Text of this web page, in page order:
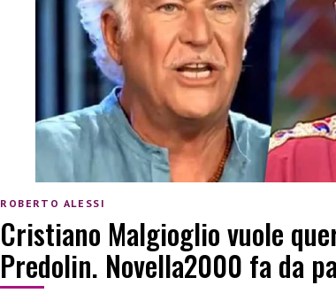
ROBERTO ALESSI
Cristiano Malgioglio vuole
Predolin. Novella2000 fa da